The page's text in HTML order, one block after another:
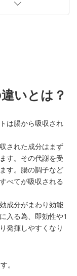
いとは？
は腸から吸収され
された成分はまず
す。その代謝を受
す。腸の調子など
べてが吸収される
成分がまわり効能
入る為、即効性や1
発揮しやすくなり
。